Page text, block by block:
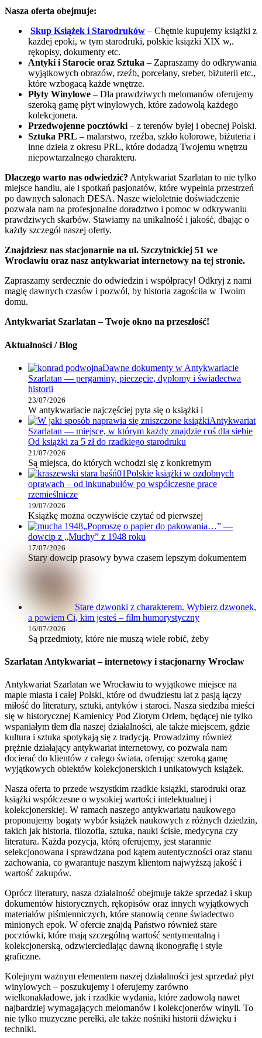
Nasza oferta obejmuje:
Skup Książek i Starodruków – Chętnie kupujemy książki z
każdej epoki, w tym starodruki, polskie książki XIX w,.
rękopisy, dokumenty etc.
Antyki i Starocie oraz Sztuka – Zapraszamy do odkrywania
wyjątkowych obrazów, rzeźb, porcelany, sreber, biżuterii etc.,
które wzbogacą każde wnętrze.
Płyty Winylowe – Dla prawdziwych melomanów oferujemy
szeroką gamę płyt winylowych, które zadowolą każdego
kolekcjonera.
Przedwojenne pocztówki– z terenów byłej i obecnej Polski.
Sztuka PRL – malarstwo, rzeźba, szkło kolorowe, biżuteria i
inne dzieła z okresu PRL, które dodadzą Twojemu wnętrzu
niepowtarzalnego charakteru.
Dlaczego warto nas odwiedzić? Antykwariat Szarlatan to nie tylko
miejsce handlu, ale i spotkań pasjonatów, które wypełnia przestrzeń
po dawnych salonach DESA. Nasze wieloletnie doświadczenie
pozwala nam na profesjonalne doradztwo i pomoc w odkrywaniu
prawdziwych skarbów. Stawiamy na unikalność i jakość, dbając o
każdy szczegół naszej oferty.
Znajdziesz nas stacjonarnie na ul. Szczytnickiej 51 we
Wrocławiu oraz nasz antykwariat internetowy na tej stronie.
Zapraszamy serdecznie do odwiedzin i współpracy! Odkryj z nami
magię dawnych czasów i pozwól, by historia zagościła w Twoim
domu.
Antykwariat Szarlatan – Twoje okno na przeszłość!
Aktualności / Blog
Dawne dokumenty w Antykwariacie
Szarlatan — pergaminy, pieczęcie, dyplomy i świadectwa
historii
23/07/2026
W antykwariacie najczęściej pyta się o książki i
Antykwariat
Szarlatan — miejsce, w którym każdy znajdzie coś dla siebie
Od książki za 5 zł do rzadkiego starodruku
21/07/2026
Są miejsca, do których wchodzi się z konkretnym
Polskie książki w ozdobnych
oprawach – od inkunabułów po współczesne prace
rzemieślnicze
19/07/2026
Książkę można oczywiście czytać od pierwszej
„Poproszę o papier do pakowania…” —
dowcip z „Muchy” z 1948 roku
17/07/2026
Stary dowcip prasowy bywa czasem lepszym dokumentem
Stare dzwonki z charakterem. Wybierz dzwonek,
a powiem Ci, kim jesteś – film humorystyczny
16/07/2026
Są przedmioty, które nie muszą wiele robić, żeby
Szarlatan Antykwariat – internetowy i stacjonarny Wrocław
Antykwariat Szarlatan we Wrocławiu to wyjątkowe miejsce na
mapie miasta i całej Polski, które od dwudziestu lat z pasją łączy
miłość do literatury, sztuki, antyków i staroci. Nasza siedziba mieści
się w historycznej Kamienicy Pod Złotym Orłem, będącej nie tylko
wspaniałym tłem dla naszej działalności, ale także miejscem, gdzie
kultura i sztuka spotykają się z tradycją. Prowadzimy również
prężnie działający antykwariat internetowy, co pozwala nam
docierać do klientów z całego świata, oferując szeroką gamę
wyjątkowych obiektów kolekcjonerskich i unikatowych książek.
Nasza oferta to przede wszystkim rzadkie książki, starodruki oraz
książki współczesne o wysokiej wartości intelektualnej i
kolekcjonerskiej. W ramach naszego antykwariatu naukowego
proponujemy bogaty wybór książek naukowych z różnych dziedzin,
takich jak historia, filozofia, sztuka, nauki ścisłe, medycyna czy
literatura. Każda pozycja, którą oferujemy, jest starannie
selekcjonowana i sprawdzana pod kątem autentyczności oraz stanu
zachowania, co gwarantuje naszym klientom najwyższą jakość i
wartość zakupów.
Oprócz literatury, nasza działalność obejmuje także sprzedaż i skup
dokumentów historycznych, rękopisów oraz innych wyjątkowych
materiałów piśmienniczych, które stanowią cenne świadectwo
minionych epok. W ofercie znajdą Państwo również stare
pocztówki, które mają szczególną wartość sentymentalną i
kolekcjonerską, odzwierciedlając dawną ikonografię i style
graficzne.
Kolejnym ważnym elementem naszej działalności jest sprzedaż płyt
winylowych – poszukujemy i oferujemy zarówno
wielkonakładowe, jak i rzadkie wydania, które zadowolą nawet
najbardziej wymagających melomanów i kolekcjonerów winyli. To
nie tylko muzyczne perełki, ale także nośniki historii dźwięku i
techniki.